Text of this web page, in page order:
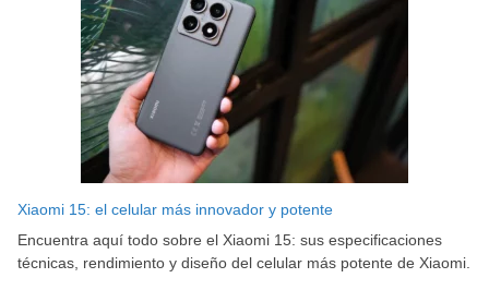
Xiaomi 15: el celular más innovador y potente
Encuentra aquí todo sobre el Xiaomi 15: sus especificaciones
técnicas, rendimiento y diseño del celular más potente de Xiaomi.